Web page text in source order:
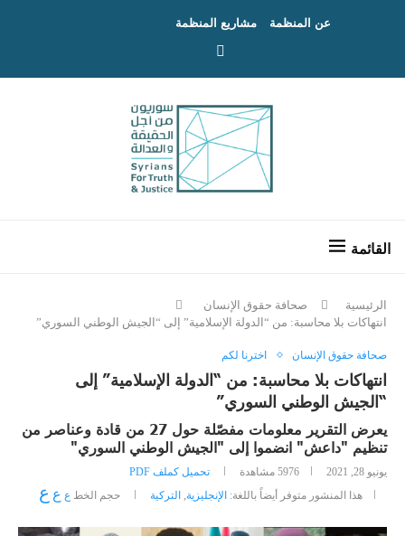
عن المنظمة مشاريع المنظمة
الرئيسية
صحافة حقوق الإنسان
انتهاكات بلا محاسبة: من “الدولة الإسلامية” إلى “الجيش الوطني السوري”
صحافة حقوق الإنسان اخترنا لكم
انتهاكات بلا محاسبة: من “الدولة الإسلامية” إلى
“الجيش الوطني السوري”
يعرض التقرير معلومات مفصّلة حول 27 من قادة وعناصر من
تنظيم "داعش" انضموا إلى "الجيش الوطني السوري"
يونيو 28, 2021 5976 مشاهدة
تحميل كملف PDF
هذا المنشور متوفر أيضاً باللغة: الإنجليزية, التركية حجم الخط ع ع ع